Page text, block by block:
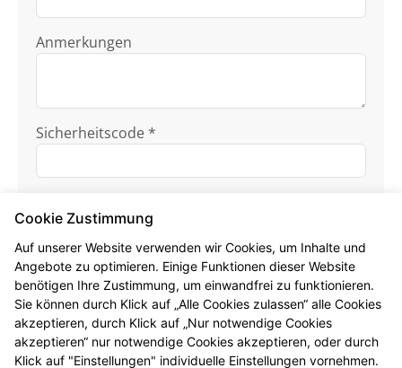
Anmerkungen
Sicherheitscode *
Ich habe dieDatenschutzhinweisezur
Kenntnis genommen.
Formular jetzt absenden
Cookie Zustimmung
Auf unserer Website verwenden wir Cookies, um Inhalte und
Angebote zu optimieren. Einige Funktionen dieser Website
benötigen Ihre Zustimmung, um einwandfrei zu funktionieren.
Sie können durch Klick auf „Alle Cookies zulassen“ alle Cookies
akzeptieren, durch Klick auf „Nur notwendige Cookies
akzeptieren“ nur notwendige Cookies akzeptieren, oder durch
Klick auf "Einstellungen" individuelle Einstellungen vornehmen.